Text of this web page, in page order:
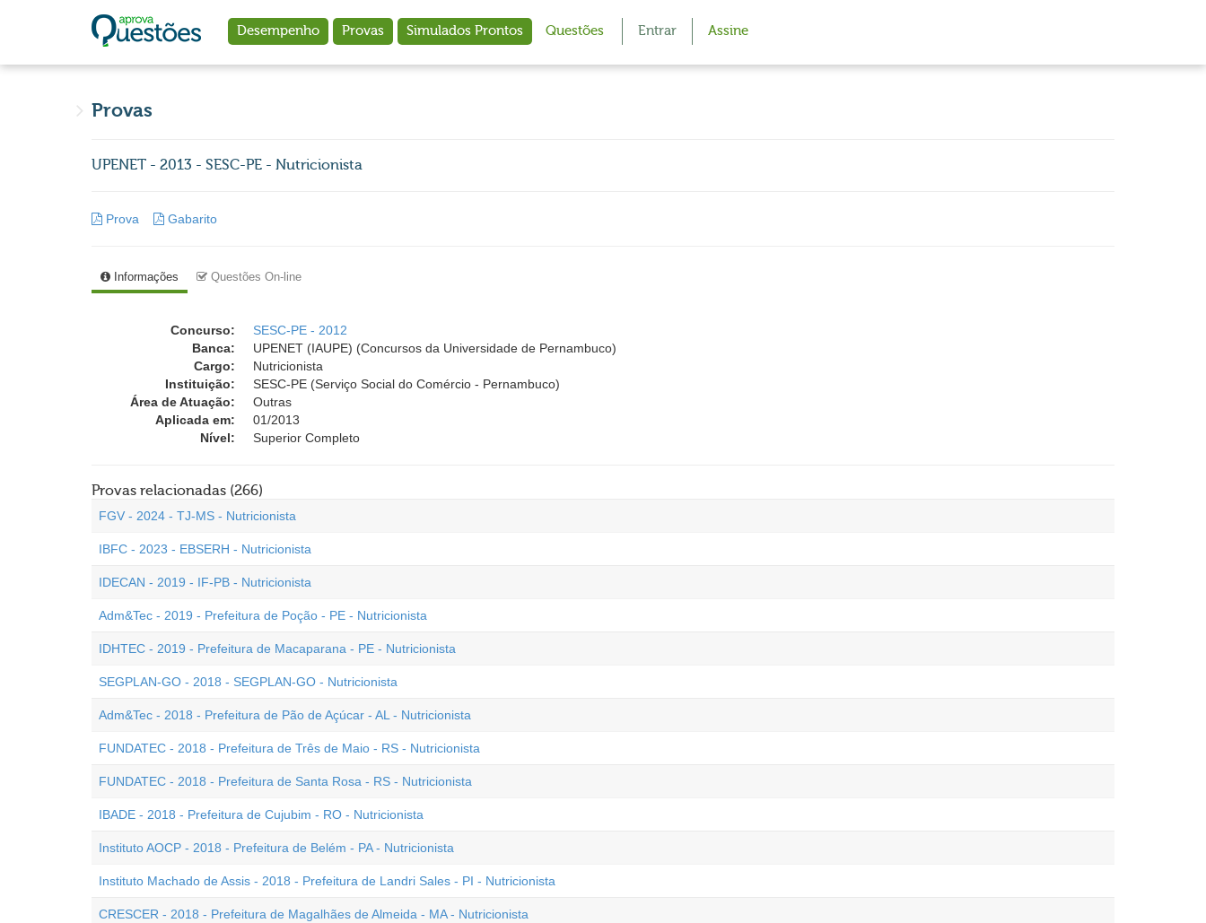
Desempenho Provas Simulados Prontos Questões Entrar Assine
Provas
UPENET - 2013 - SESC-PE - Nutricionista
Prova Gabarito
Informações Questões On-line
Concurso:
SESC-PE - 2012
Banca:
UPENET (IAUPE) (Concursos da Universidade de Pernambuco)
Cargo:
Nutricionista
Instituição:
SESC-PE (Serviço Social do Comércio - Pernambuco)
Área de Atuação:
Outras
Aplicada em:
01/2013
Nível:
Superior Completo
Provas relacionadas (266)
FGV - 2024 - TJ-MS - Nutricionista
IBFC - 2023 - EBSERH - Nutricionista
IDECAN - 2019 - IF-PB - Nutricionista
Adm&Tec - 2019 - Prefeitura de Poção - PE - Nutricionista
IDHTEC - 2019 - Prefeitura de Macaparana - PE - Nutricionista
SEGPLAN-GO - 2018 - SEGPLAN-GO - Nutricionista
Adm&Tec - 2018 - Prefeitura de Pão de Açúcar - AL - Nutricionista
FUNDATEC - 2018 - Prefeitura de Três de Maio - RS - Nutricionista
FUNDATEC - 2018 - Prefeitura de Santa Rosa - RS - Nutricionista
IBADE - 2018 - Prefeitura de Cujubim - RO - Nutricionista
Instituto AOCP - 2018 - Prefeitura de Belém - PA - Nutricionista
Instituto Machado de Assis - 2018 - Prefeitura de Landri Sales - PI - Nutricionista
CRESCER - 2018 - Prefeitura de Magalhães de Almeida - MA - Nutricionista